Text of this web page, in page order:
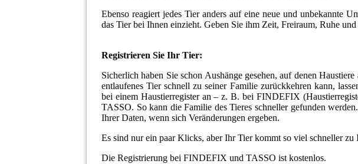
Ebenso reagiert jedes Tier anders auf eine neue und unbekannte
das Tier bei Ihnen einzieht. Geben Sie ihm Zeit, Freiraum, Ruhe
Registrieren Sie Ihr Tier:
Sicherlich haben Sie schon Aushänge gesehen, auf denen
entlaufenes Tier schnell zu seiner Familie zurückkehren kann,
bei einem Haustierregister an – z. B. bei FINDEFIX
TASSO. So kann die Familie des Tieres schneller gefunden
Ihrer Daten, wenn sich Veränderungen ergeben.
Es sind nur ein paar Klicks, aber Ihr Tier kommt so viel schneller zu
Die Registrierung bei FINDEFIX und TASSO ist kostenlos.